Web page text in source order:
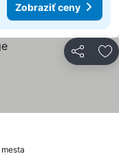
Zobraziť ceny
Zdieľať